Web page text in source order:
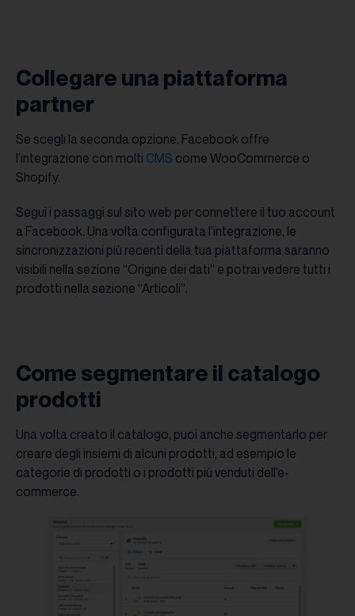
Collegare una piattaforma
partner
Se scegli la seconda opzione, Facebook offre
l’integrazione con molti CMS come WooCommerce o
Shopify.
Segui i passaggi sul sito web per connettere il tuo account
a Facebook. Una volta configurata l’integrazione, le
sincronizzazioni più recenti della tua piattaforma saranno
visibili nella sezione “Origine dei dati” e potrai vedere tutti i
prodotti nella sezione “Articoli”.
Come segmentare il catalogo
prodotti
Una volta creato il catalogo, puoi anche segmentarlo per
creare degli insiemi di alcuni prodotti, ad esempio le
categorie di prodotti o i prodotti più venduti dell’e-
commerce.